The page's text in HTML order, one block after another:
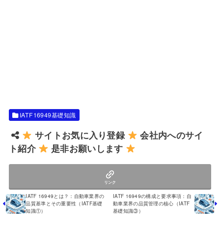
IATF16949基礎知識
サイトお気に入り登録
会社内へのサイ
ト紹介
是非お願いします
リンク
IATF 16949とは？：自動車業界の
品質基準とその重要性（IATF基礎
知識①）
IATF 16949の構成と要求事項：自
動車業界の品質管理の核心（IATF
基礎知識③）